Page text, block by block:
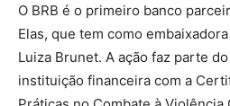
O BRB é o primeiro banco
Elas, que tem como
Luiza Brunet. A ação faz parte
instituição financeira com a